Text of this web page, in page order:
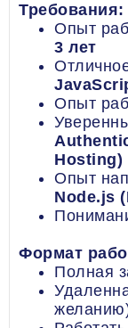
Требования:
Опыт
3 лет
Опыт
Hosting)
Опыт
Node.js
Формат
Полная